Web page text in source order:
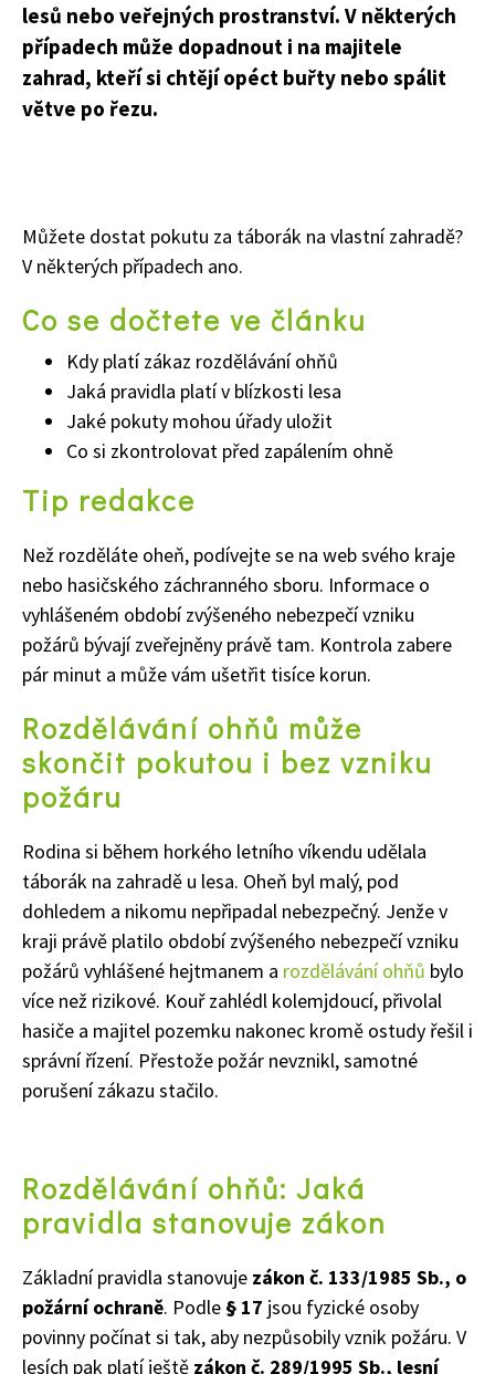
lesů nebo veřejných prostranství. V některých
případech může dopadnout i na majitele
zahrad, kteří si chtějí opéct buřty nebo spálit
větve po řezu.
Můžete dostat pokutu za táborák na vlastní zahradě?
V některých případech ano.
Co se dočtete ve článku
Kdy platí zákaz rozdělávání ohňů
Jaká pravidla platí v blízkosti lesa
Jaké pokuty mohou úřady uložit
Co si zkontrolovat před zapálením ohně
Tip redakce
Než rozděláte oheň, podívejte se na web svého kraje
nebo hasičského záchranného sboru. Informace o
vyhlášeném období zvýšeného nebezpečí vzniku
požárů bývají zveřejněny právě tam. Kontrola zabere
pár minut a může vám ušetřit tisíce korun.
Rozdělávání ohňů může
skončit pokutou i bez vzniku
požáru
Rodina si během horkého letního víkendu udělala
táborák na zahradě u lesa. Oheň byl malý, pod
dohledem a nikomu nepřipadal nebezpečný. Jenže v
kraji právě platilo období zvýšeného nebezpečí vzniku
požárů vyhlášené hejtmanem a rozdělávání ohňů bylo
více než rizikové. Kouř zahlédl kolemjdoucí, přivolal
hasiče a majitel pozemku nakonec kromě ostudy řešil i
správní řízení. Přestože požár nevznikl, samotné
porušení zákazu stačilo.
Rozdělávání ohňů: Jaká
pravidla stanovuje zákon
Základní pravidla stanovuje zákon č. 133/1985 Sb., o
požární ochraně. Podle § 17 jsou fyzické osoby
povinny počínat si tak, aby nezpůsobily vznik požáru. V
lesích pak platí ještě zákon č. 289/1995 Sb., lesní